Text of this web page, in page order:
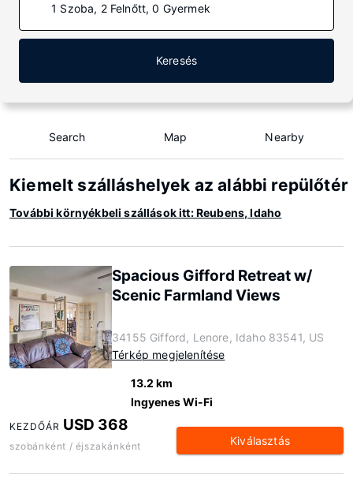
1 Szoba, 2 Felnőtt, 0 Gyermek
Keresés
Search Map Nearby
Kiemelt szálláshelyek az alábbi repülőtér
További környékbeli szállások itt: Reubens, Idaho
Spacious Gifford Retreat w/
Scenic Farmland Views
34155 Gifford, Lenore, Idaho 83541, US
Térkép megjelenítése
13.2 km
Ingyenes Wi-Fi
KEZDŐÁR USD 368
szobánként / éjszakánként Kiválasztás